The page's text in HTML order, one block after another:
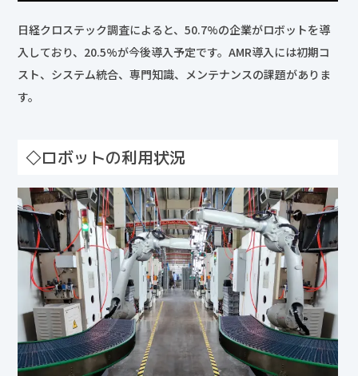
日経クロステック調査によると、50.7%の企業がロボットを導
入しており、20.5%が今後導入予定です。AMR導入には初期コ
スト、システム統合、専門知識、メンテナンスの課題がありま
す。
◇ロボットの利用状況